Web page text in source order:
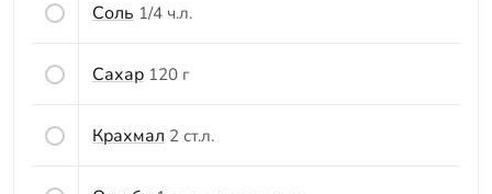
Соль 1/4 ч.л.
Сахар 120 г
Крахмал 2 ст.л.